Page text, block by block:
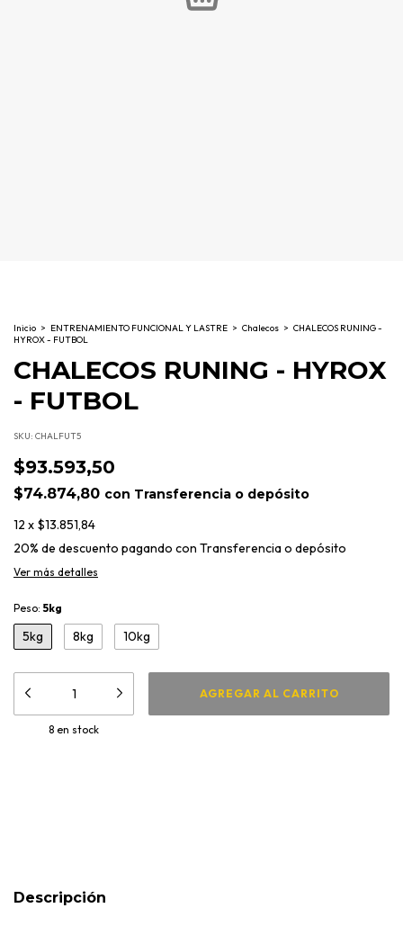
Inicio > ENTRENAMIENTO FUNCIONAL Y LASTRE > Chalecos > CHALECOS RUNING -
HYROX - FUTBOL
CHALECOS RUNING - HYROX
- FUTBOL
SKU: CHALFUT5
$93.593,50
$74.874,80 con Transferencia o depósito
12 x $13.851,84
20% de descuento pagando con Transferencia o depósito
Ver más detalles
Peso:5kg
5kg 8kg 10kg
8 en stock
Descripción